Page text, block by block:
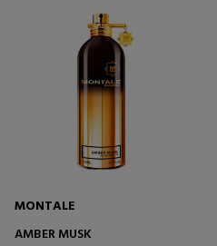
MONTALE
AMBER MUSK